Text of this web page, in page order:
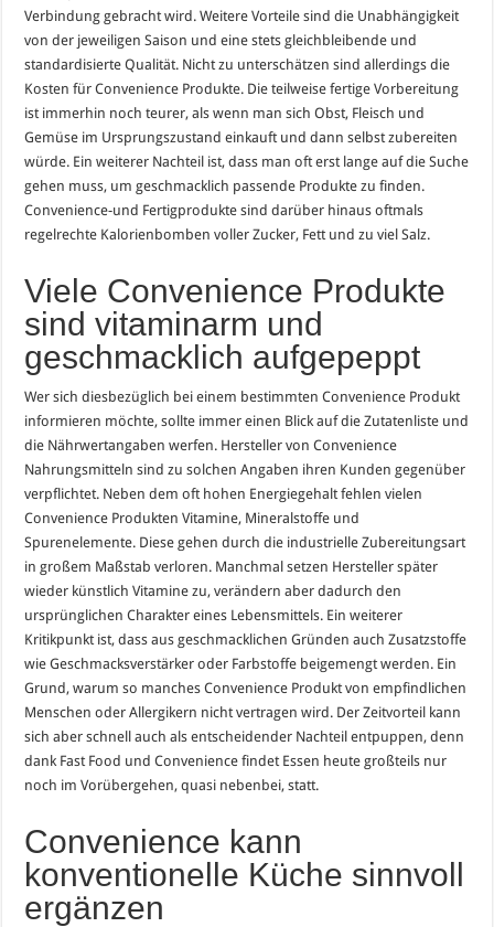
Verbindung gebracht wird. Weitere Vorteile sind die Unabhängigkeit
von der jeweiligen Saison und eine stets gleichbleibende und
standardisierte Qualität. Nicht zu unterschätzen sind allerdings die
Kosten für Convenience Produkte. Die teilweise fertige Vorbereitung
ist immerhin noch teurer, als wenn man sich Obst, Fleisch und
Gemüse im Ursprungszustand einkauft und dann selbst zubereiten
würde. Ein weiterer Nachteil ist, dass man oft erst lange auf die Suche
gehen muss, um geschmacklich passende Produkte zu finden.
Convenience-und Fertigprodukte sind darüber hinaus oftmals
regelrechte Kalorienbomben voller Zucker, Fett und zu viel Salz.
Viele Convenience Produkte
sind vitaminarm und
geschmacklich aufgepeppt
Wer sich diesbezüglich bei einem bestimmten Convenience Produkt
informieren möchte, sollte immer einen Blick auf die Zutatenliste und
die Nährwertangaben werfen. Hersteller von Convenience
Nahrungsmitteln sind zu solchen Angaben ihren Kunden gegenüber
verpflichtet. Neben dem oft hohen Energiegehalt fehlen vielen
Convenience Produkten Vitamine, Mineralstoffe und
Spurenelemente. Diese gehen durch die industrielle Zubereitungsart
in großem Maßstab verloren. Manchmal setzen Hersteller später
wieder künstlich Vitamine zu, verändern aber dadurch den
ursprünglichen Charakter eines Lebensmittels. Ein weiterer
Kritikpunkt ist, dass aus geschmacklichen Gründen auch Zusatzstoffe
wie Geschmacksverstärker oder Farbstoffe beigemengt werden. Ein
Grund, warum so manches Convenience Produkt von empfindlichen
Menschen oder Allergikern nicht vertragen wird. Der Zeitvorteil kann
sich aber schnell auch als entscheidender Nachteil entpuppen, denn
dank Fast Food und Convenience findet Essen heute großteils nur
noch im Vorübergehen, quasi nebenbei, statt.
Convenience kann
konventionelle Küche sinnvoll
ergänzen